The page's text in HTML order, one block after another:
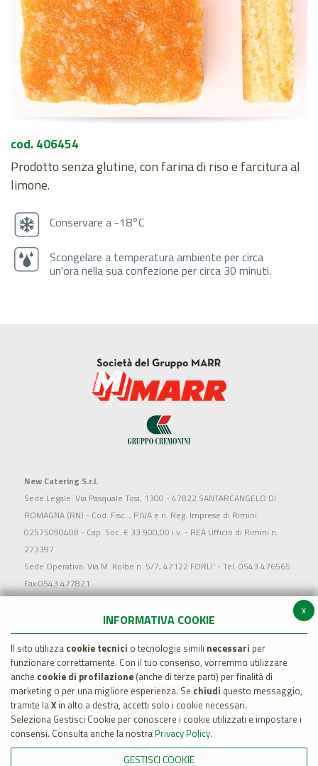
cod. 406454
Prodotto senza glutine, con farina di riso e farcitura al
limone.
Conservare a -18°C
Scongelare a temperatura ambiente per circa
un'ora nella sua confezione per circa 30 minuti.
New Catering S.r.l.
Sede Legale: Via Pasquale Tosi, 1300 - 47822 SANTARCANGELO DI
ROMAGNA (RN) - Cod. Fisc. , P.IVA e n. Reg. Imprese di Rimini
02575090408 - Cap. Soc. € 33.900,00 i.v. - REA Ufficio di Rimini n.
273397
Sede Operativa: Via M. Kolbe n. 5/7, 47122 FORLI' - Tel. 0543 476565
Fax 0543 477821
Società soggetta all'attività di direzione e coordinamento di MARR
x
INFORMATIVA COOKIE
Il sito utilizza cookie tecnici o tecnologie simili necessari per
funzionare correttamente. Con il tuo consenso, vorremmo utilizzare
anche cookie di profilazione (anche di terze parti) per finalità di
marketing o per una migliore esperienza. Se chiudi questo messaggio,
tramite laX in alto a destra, accetti solo i cookie necessari.
Seleziona Gestisci Cookie per conoscere i cookie utilizzati e impostare i
consensi. Consulta anche la nostra Privacy Policy.
GESTISCI COOKIE